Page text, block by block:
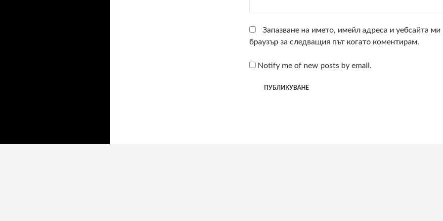
Запазване на името, имейл адреса и уебсайта ми
браузър за следващия път когато коментирам.
Notify me of new posts by email.